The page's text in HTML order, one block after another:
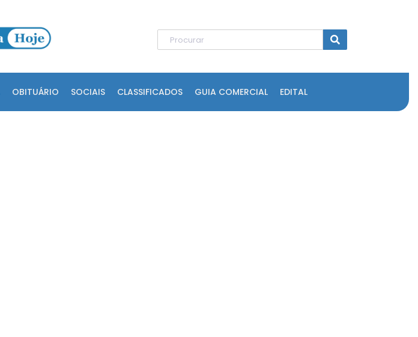
OBITUÁRIO SOCIAIS CLASSIFICADOS GUIA COMERCIAL EDITAL